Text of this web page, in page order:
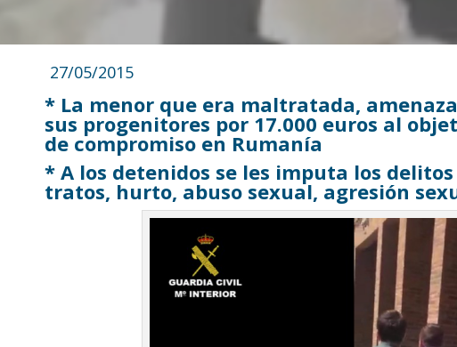
27/05/2015
* La menor que era maltratada,
sus progenitores por 17.000 euros al
de compromiso en Rumanía
* A los detenidos se les imputa los
tratos, hurto, abuso sexual, agresión